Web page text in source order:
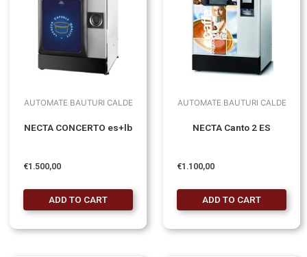
AUTOMATE BAUTURI CALDE
NECTA CONCERTO es+lb
€1.500,00
ADD TO CART
AUTOMATE BAUTURI CALDE
NECTA Canto 2 ES
€1.100,00
ADD TO CART